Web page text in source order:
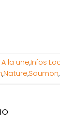
A la une,Infos
,Nature,Saumon,